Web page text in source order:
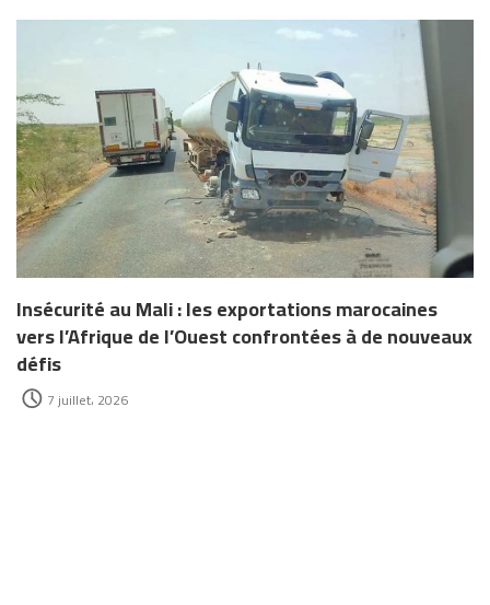
Insécurité au Mali : les exportations marocaines
vers l’Afrique de l’Ouest confrontées à de nouveaux
défis
7 juillet، 2026